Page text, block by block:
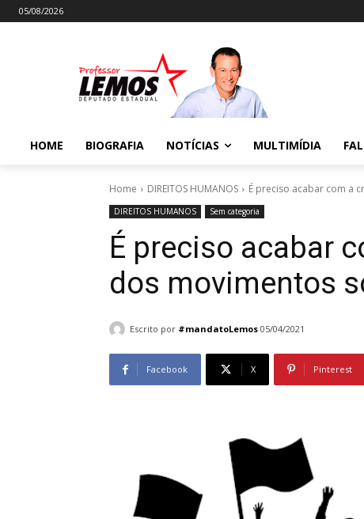
05/08/2026
HOME BIOGRAFIA NOTÍCIAS MULTIMÍDIA
Home DIREITOS HUMANOS É preciso acabar com a
DIREITOS HUMANOS Sem categoria
É preciso acabar
dos movimentos
Escrito por #mandatoLemos 05/04/2021
Facebook X Pinterest